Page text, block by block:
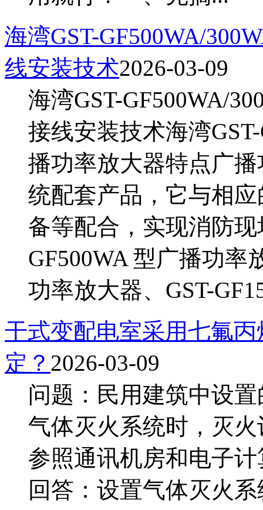
海湾GST-GF500WA/
线安装技术2026-03-09
海湾GST-GF500WA/
接线安装技术海湾
播功率放大器特点广
统配套产品，它与相
备等配合，实现消防
GF500WA 型广播功率
功率放大器、GST-
干式变配电室采用七氟
定？ 2026-03-09
问题：民用建筑中设
气体灭火系统时，灭
参照通讯机房和电子
回答：设置气体灭火